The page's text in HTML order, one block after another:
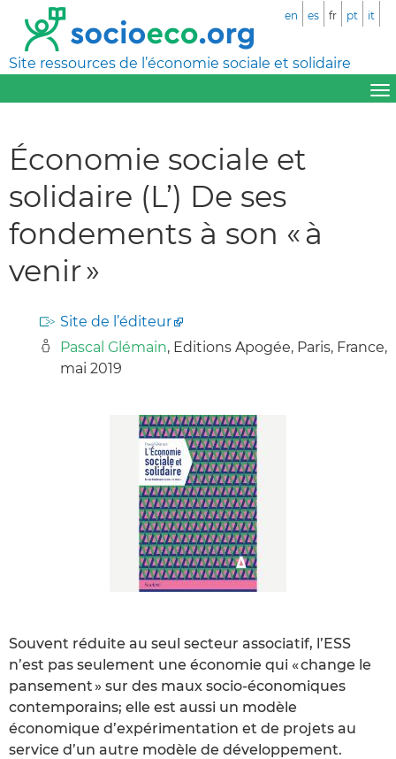
Site ressources de l’économie sociale et solidaire
en es fr pt it
Économie sociale et
solidaire (L’) De ses
fondements à son « à
venir »
Site de l’éditeur
Pascal Glémain, Editions Apogée, Paris, France,
mai 2019
Souvent réduite au seul secteur associatif, l’ESS
n’est pas seulement une économie qui « change le
pansement » sur des maux socio-économiques
contemporains; elle est aussi un modèle
économique d’expérimentation et de projets au
service d’un autre modèle de développement.